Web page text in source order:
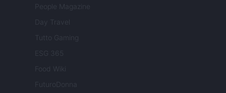
People Magazine
Day Travel
Tutto Gaming
ESG 365
Food Wiki
FuturoDonna